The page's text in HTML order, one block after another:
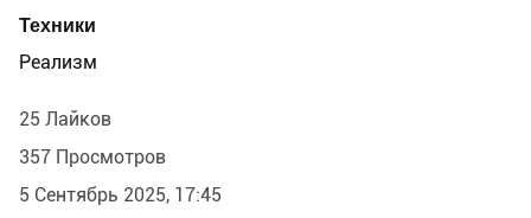
Техники
Реализм
25 Лайков
357 Просмотров
5 Сентябрь 2025, 17:45